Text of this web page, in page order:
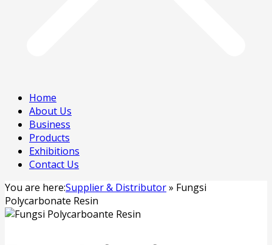
Home
About Us
Business
Products
Exhibitions
Contact Us
You are here:Supplier & Distributor» Fungsi
Polycarbonate Resin